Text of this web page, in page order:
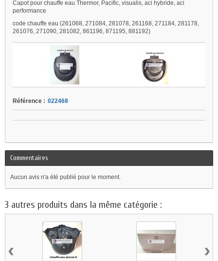
Capot pour chauffe eau Thermor, Pacific, visualis, aci hybride, aci
performance
code chauffe eau (261068, 271084, 281078, 261168, 271184, 281178,
261076, 271090, 281082, 861196, 871195, 881192)
Référence : 022468
Commentaires
Aucun avis n'a été publié pour le moment.
3 autres produits dans la même catégorie :
‹ ›